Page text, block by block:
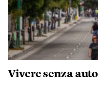
Vivere senza auto